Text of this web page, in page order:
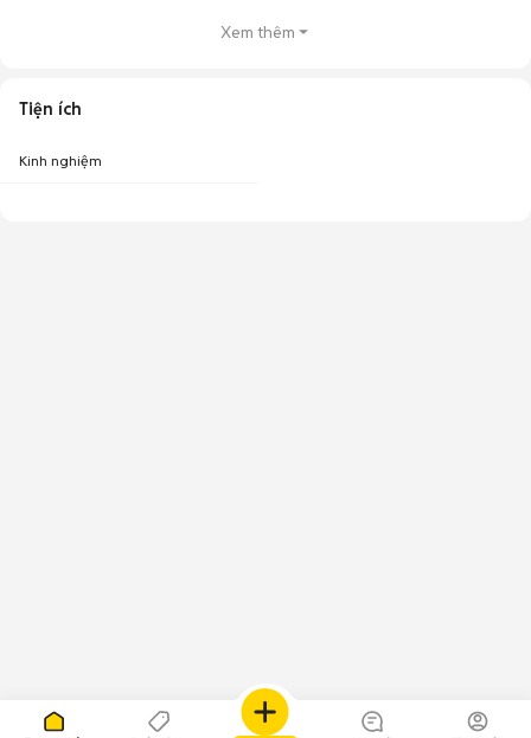
Xem thêm
Tiện ích
Kinh nghiệm